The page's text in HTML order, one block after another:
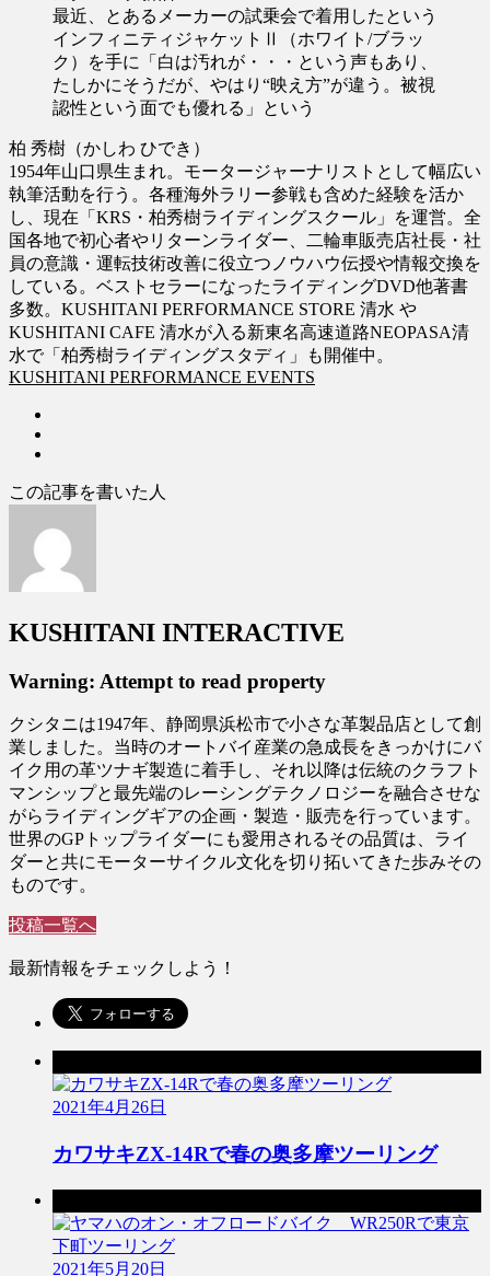
最近、とあるメーカーの試乗会で着用したという
インフィニティジャケットⅡ（ホワイト/ブラッ
ク）を手に「白は汚れが・・・という声もあり、
たしかにそうだが、やはり“映え方”が違う。被視
認性という面でも優れる」という
柏 秀樹（かしわ ひでき）
1954年山口県生まれ。モータージャーナリストとして幅広い
執筆活動を行う。各種海外ラリー参戦も含めた経験を活か
し、現在「KRS・柏秀樹ライディングスクール」を運営。全
国各地で初心者やリターンライダー、二輪車販売店社長・社
員の意識・運転技術改善に役立つノウハウ伝授や情報交換を
している。ベストセラーになったライディングDVD他著書
多数。KUSHITANI PERFORMANCE STORE 清水 や
KUSHITANI CAFE 清水が入る新東名高速道路NEOPASA清
水で「柏秀樹ライディングスタディ」も開催中。
KUSHITANI PERFORMANCE EVENTS
この記事を書いた人
KUSHITANI INTERACTIVE
Warning: Attempt to read property
クシタニは1947年、静岡県浜松市で小さな革製品店として創
業しました。当時のオートバイ産業の急成長をきっかけにバ
イク用の革ツナギ製造に着手し、それ以降は伝統のクラフト
マンシップと最先端のレーシングテクノロジーを融合させな
がらライディングギアの企画・製造・販売を行っています。
世界のGPトップライダーにも愛用されるその品質は、ライ
ダーと共にモーターサイクル文化を切り拓いてきた歩みその
ものです。
投稿一覧へ
最新情報をチェックしよう！
2021年4月26日
カワサキZX-14Rで春の奥多摩ツーリング
2021年5月20日